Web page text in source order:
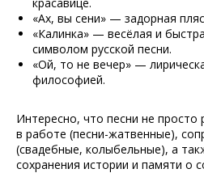
«Ах, вы сени» — задорная
«Калинка» — весёлая и
символом русской песни.
«Ой, то не вечер» —
философией.
Интересно, что песни не просто
в работе (песни-жатвенные),
(свадебные, колыбельные), а
сохранения истории и памяти о